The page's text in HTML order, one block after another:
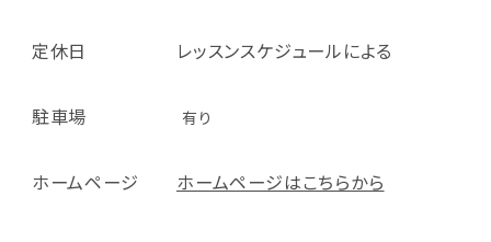
定休日 レッスンスケジュールによる
駐車場 有り
ホームページ ホームページはこちらから